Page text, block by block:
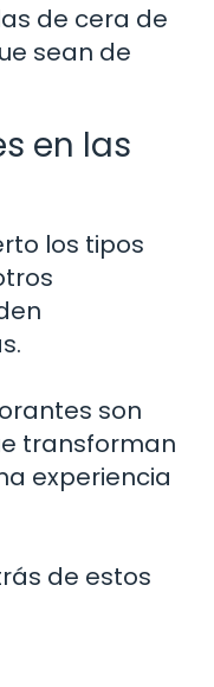
de cera de
sean de
en las
los tipos
son
transforman
experiencia
de estos